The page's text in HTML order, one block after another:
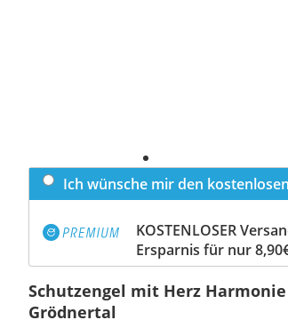
Ich wünsche mir den
KOSTENLOSER
Ersparnis für nur
Schutzengel mit Herz
Grödnertal